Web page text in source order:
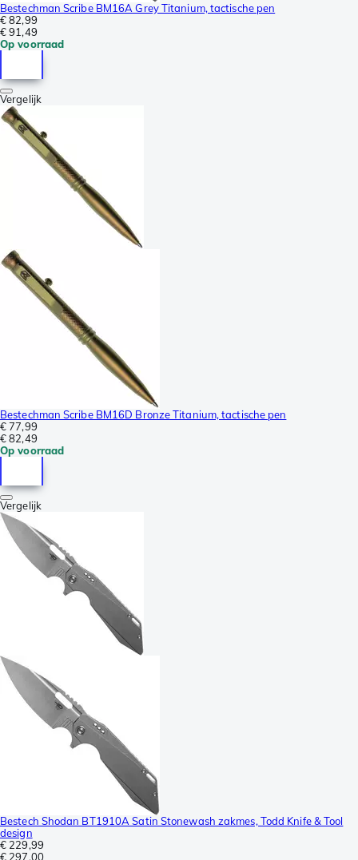
Bestechman Scribe BM16A Grey Titanium, tactische pen
€ 82,99
€ 91,49
Op voorraad
Vergelijk
Bestechman Scribe BM16D Bronze Titanium, tactische pen
€ 77,99
€ 82,49
Op voorraad
Vergelijk
Bestech Shodan BT1910A Satin Stonewash zakmes, Todd Knife & Tool
design
€ 229,99
€ 297,00